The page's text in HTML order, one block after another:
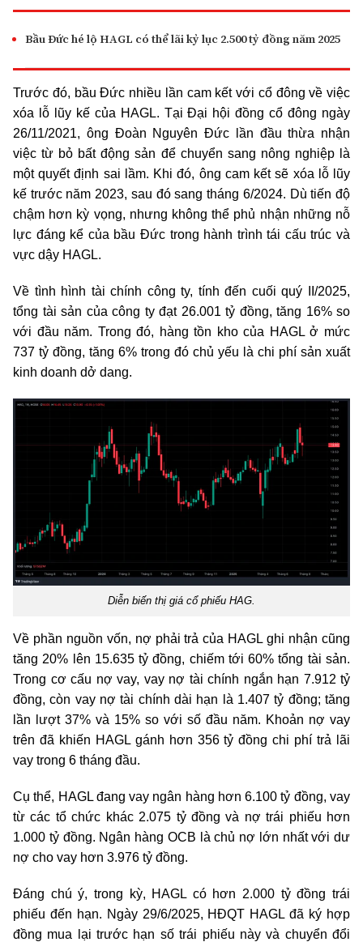
Bầu Đức hé lộ HAGL có thể lãi kỷ lục 2.500 tỷ đồng năm 2025
Trước đó, bầu Đức nhiều lần cam kết với cổ đông về việc
xóa lỗ lũy kế của HAGL. Tại Đại hội đồng cổ đông ngày
26/11/2021, ông Đoàn Nguyên Đức lần đầu thừa nhận
việc từ bỏ bất động sản để chuyển sang nông nghiệp là
một quyết định sai lầm. Khi đó, ông cam kết sẽ xóa lỗ lũy
kế trước năm 2023, sau đó sang tháng 6/2024. Dù tiến độ
chậm hơn kỳ vọng, nhưng không thể phủ nhận những nỗ
lực đáng kể của bầu Đức trong hành trình tái cấu trúc và
vực dậy HAGL.
Về tình hình tài chính công ty, tính đến cuối quý II/2025,
tổng tài sản của công ty đạt 26.001 tỷ đồng, tăng 16% so
với đầu năm. Trong đó, hàng tồn kho của HAGL ở mức
737 tỷ đồng, tăng 6% trong đó chủ yếu là chi phí sản xuất
kinh doanh dở dang.
Diễn biến thị giá cổ phiếu HAG.
Về phần nguồn vốn, nợ phải trả của HAGL ghi nhận cũng
tăng 20% lên 15.635 tỷ đồng, chiếm tới 60% tổng tài sản.
Trong cơ cấu nợ vay, vay nợ tài chính ngắn hạn 7.912 tỷ
đồng, còn vay nợ tài chính dài hạn là 1.407 tỷ đồng; tăng
lần lượt 37% và 15% so với số đầu năm. Khoản nợ vay
trên đã khiến HAGL gánh hơn 356 tỷ đồng chi phí trả lãi
vay trong 6 tháng đầu.
Cụ thể, HAGL đang vay ngân hàng hơn 6.100 tỷ đồng, vay
từ các tổ chức khác 2.075 tỷ đồng và nợ trái phiếu hơn
1.000 tỷ đồng. Ngân hàng OCB là chủ nợ lớn nhất với dư
nợ cho vay hơn 3.976 tỷ đồng.
Đáng chú ý, trong kỳ, HAGL có hơn 2.000 tỷ đồng trái
phiếu đến hạn. Ngày 29/6/2025, HĐQT HAGL đã ký hợp
đồng mua lại trước hạn số trái phiếu này và chuyển đổi